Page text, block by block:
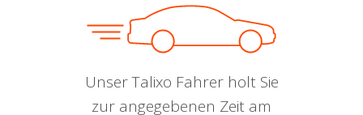
Unser Talixo Fahrer holt Sie
zur angegebenen Zeit am